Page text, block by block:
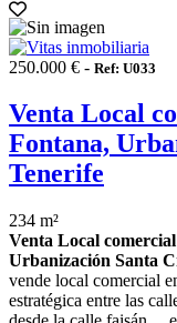
250.000 € - Ref: U033
Venta Local
Fontana,
Tenerife
234 m²
Venta Local
Urbanización Santa
vende local comercial
estratégica entre las